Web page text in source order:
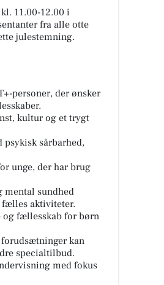
11.00-12.00 i
fra alle otte
julestemning.
personer, der ønsker
kultur og et trygt
sårbarhed,
unge, der har brug
mental sundhed
fælles aktiviteter.
og fællesskab for børn
kan
specialtilbud.
med fokus